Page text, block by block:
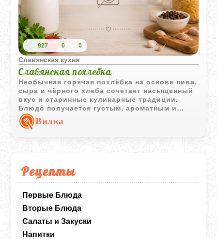
Рецепты
Первые Блюда
Вторые Блюда
Салаты и Закуски
Напитки
927 0 0
Славянская кухня
Славянская похлебка
Необычная горячая похлёбка на основе пива,
сыра и чёрного хлеба сочетает насыщенный
вкус и старинные кулинарные традиции.
Блюдо получается густым, ароматным и
особенно интересно для любителей
оригинальной кухни.
Вилка